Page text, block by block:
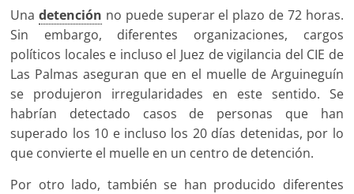
Unadetención no puede superar el plazo de 72 horas.
Sin embargo, diferentes organizaciones, cargos
políticos locales e incluso el Juez de vigilancia del CIE de
Las Palmas aseguran que en el muelle de Arguineguín
se produjeron irregularidades en este sentido. Se
habrían detectado casos de personas que han
superado los 10 e incluso los 20 días detenidas, por lo
que convierte el muelle en un centro de detención.
Por otro lado, también se han producido diferentes